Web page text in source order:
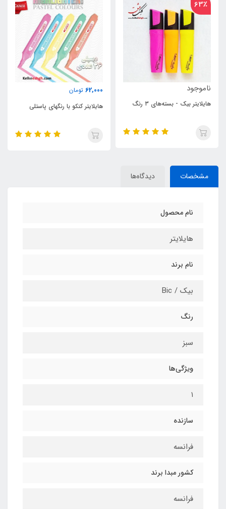
هایلایتر کنکو با رنگهای پاستلی
هایلایتر کنکو (سفیر)
مشخصات دیدگاه‌ها
نام محصول
هایلایتر
نام برند
بیک / Bic
رنگ
سبز
ویژگی‌ها
۱
سازنده
فرانسه
کشور مبدا برند
فرانسه